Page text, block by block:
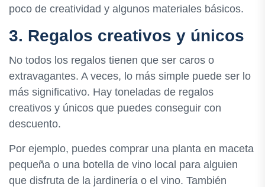
poco de creatividad y algunos materiales básicos.
3. Regalos creativos y únicos
No todos los regalos tienen que ser caros o
extravagantes. A veces, lo más simple puede ser lo
más significativo. Hay toneladas de regalos
creativos y únicos que puedes conseguir con
descuento.
Por ejemplo, puedes comprar una planta en maceta
pequeña o una botella de vino local para alguien
que disfruta de la jardinería o el vino. También